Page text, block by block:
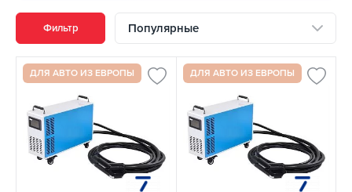
Фильтр Популярные
ДЛЯ АВТО ИЗ ЕВРОПЫ ДЛЯ АВТО ИЗ ЕВРОПЫ